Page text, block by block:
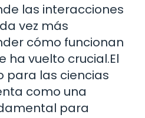
las interacciones
vez más
cómo funcionan
ha vuelto crucial.El
para las ciencias
como una
para